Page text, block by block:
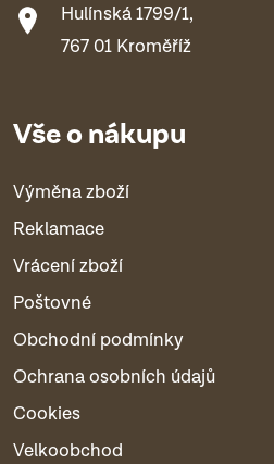
Hulínská 1799/1,
767 01 Kroměříž
Vše o nákupu
Výměna zboží
Reklamace
Vrácení zboží
Poštovné
Obchodní podmínky
Ochrana osobních údajů
Cookies
Velkoobchod